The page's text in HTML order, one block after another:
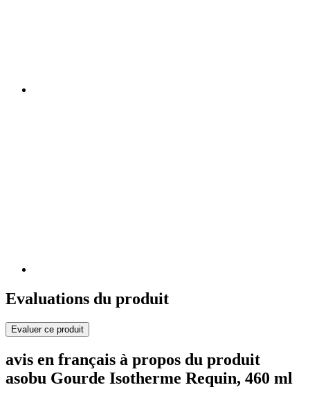
Evaluations du produit
Evaluer ce produit
avis en français à propos du produit
asobu Gourde Isotherme Requin, 460 ml